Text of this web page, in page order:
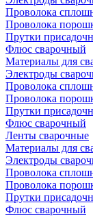
Проволока
Проволока
Прутки
Флюс сварочный
Материалы для
Электроды
Проволока
Проволока
Прутки
Флюс сварочный
Ленты сварочные
Материалы для
Электроды
Проволока
Проволока
Прутки
Флюс сварочный